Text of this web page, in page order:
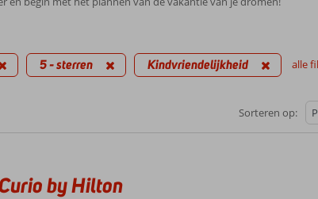
5 - sterren Kindvriendelijkheid alle
Sorteren op:
by Hilton